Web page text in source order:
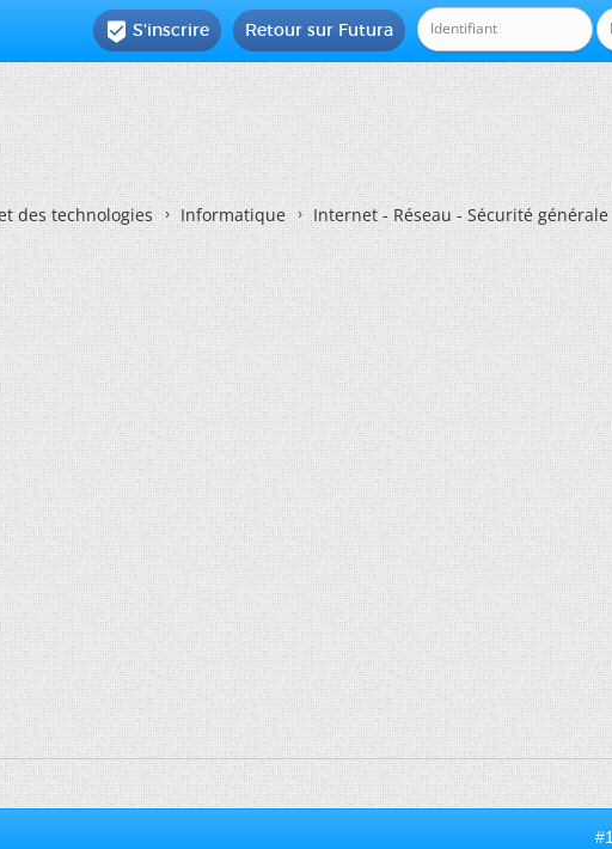
Retour sur Futura
 S'inscrire
des technologies Informatique Internet - Réseau - Sécurité générale
#1